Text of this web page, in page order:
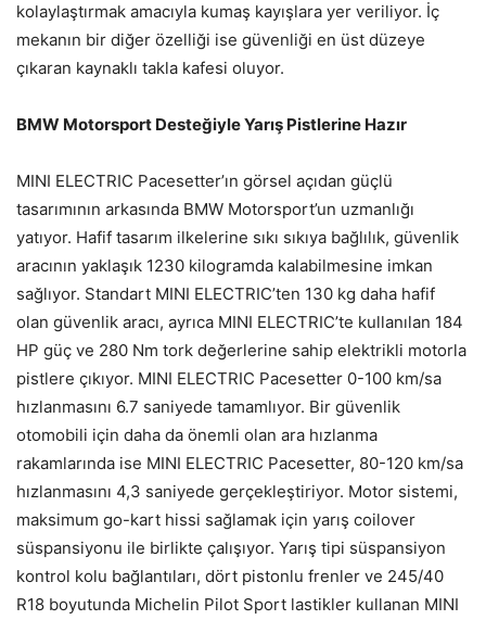
kolaylaştırmak amacıyla kumaş kayışlara yer veriliyor. İç
mekanın bir diğer özelliği ise güvenliği en üst düzeye
çıkaran kaynaklı takla kafesi oluyor.
BMW Motorsport Desteğiyle Yarış Pistlerine Hazır
MINI ELECTRIC Pacesetter’ın görsel açıdan güçlü
tasarımının arkasında BMW Motorsport’un uzmanlığı
yatıyor. Hafif tasarım ilkelerine sıkı sıkıya bağlılık, güvenlik
aracının yaklaşık 1230 kilogramda kalabilmesine imkan
sağlıyor. Standart MINI ELECTRIC’ten 130 kg daha hafif
olan güvenlik aracı, ayrıca MINI ELECTRIC’te kullanılan 184
HP güç ve 280 Nm tork değerlerine sahip elektrikli motorla
pistlere çıkıyor. MINI ELECTRIC Pacesetter 0-100 km/sa
hızlanmasını 6.7 saniyede tamamlıyor. Bir güvenlik
otomobili için daha da önemli olan ara hızlanma
rakamlarında ise MINI ELECTRIC Pacesetter, 80-120 km/sa
hızlanmasını 4,3 saniyede gerçekleştiriyor. Motor sistemi,
maksimum go-kart hissi sağlamak için yarış coilover
süspansiyonu ile birlikte çalışıyor. Yarış tipi süspansiyon
kontrol kolu bağlantıları, dört pistonlu frenler ve 245/40
R18 boyutunda Michelin Pilot Sport lastikler kullanan MINI